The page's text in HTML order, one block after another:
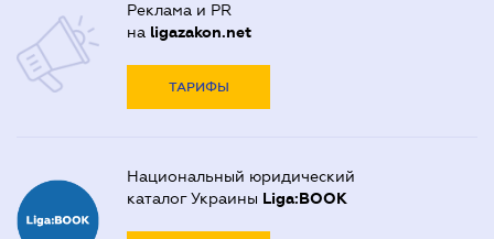
Реклама и PR
на ligazakon.net
ТАРИФЫ
Национальный юридический
каталог Украины Liga:BOOK